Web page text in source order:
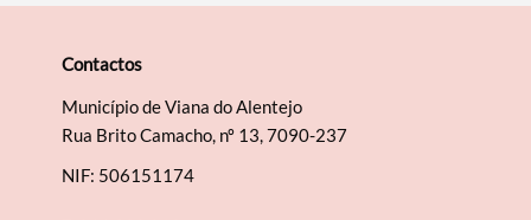
Contactos
Município de Viana do Alentejo
Rua Brito Camacho, nº 13, 7090-237
NIF: 506151174